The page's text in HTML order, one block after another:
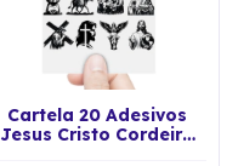
Cartela 20 Adesivos
Jesus Cristo Cordeiro